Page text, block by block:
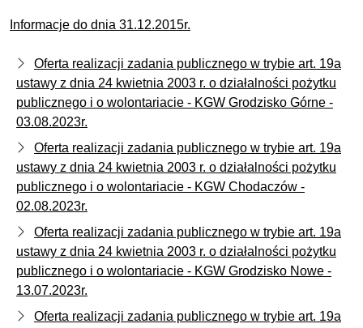
Informacje do dnia 31.12.2015r.
Oferta realizacji zadania publicznego w trybie art. 19a
ustawy z dnia 24 kwietnia 2003 r. o działalności pożytku
publicznego i o wolontariacie - KGW Grodzisko Górne -
03.08.2023r.
Oferta realizacji zadania publicznego w trybie art. 19a
ustawy z dnia 24 kwietnia 2003 r. o działalności pożytku
publicznego i o wolontariacie - KGW Chodaczów -
02.08.2023r.
Oferta realizacji zadania publicznego w trybie art. 19a
ustawy z dnia 24 kwietnia 2003 r. o działalności pożytku
publicznego i o wolontariacie - KGW Grodzisko Nowe -
13.07.2023r.
Oferta realizacji zadania publicznego w trybie art. 19a